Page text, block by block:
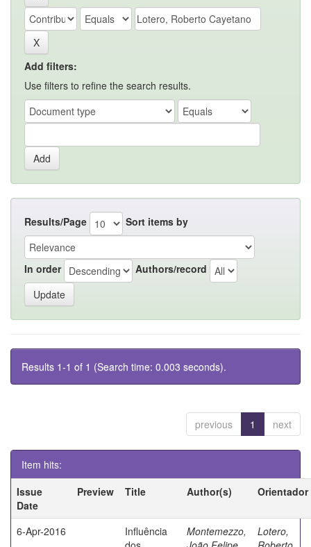
Add filters:
Use filters to refine the search results.
Results/Page Sort items by
In order Authors/record
Results 1-1 of 1 (Search time: 0.003 seconds).
previous 1 next
Item hits:
Issue
Date
Preview Title Author(s) Orientador
6-Apr-2016
Influência
Montemezzo,
Lotero,